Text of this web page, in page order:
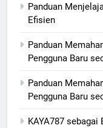
Panduan
Efisien
Panduan
Pengguna Baru
Panduan
Pengguna Baru
KAYA787 sebagai